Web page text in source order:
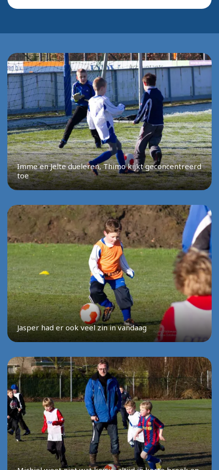
Imme en Jelte dueleren, Thimo kijkt geconcentreerd
toe
Jasper had er ook veel zin in vandaag